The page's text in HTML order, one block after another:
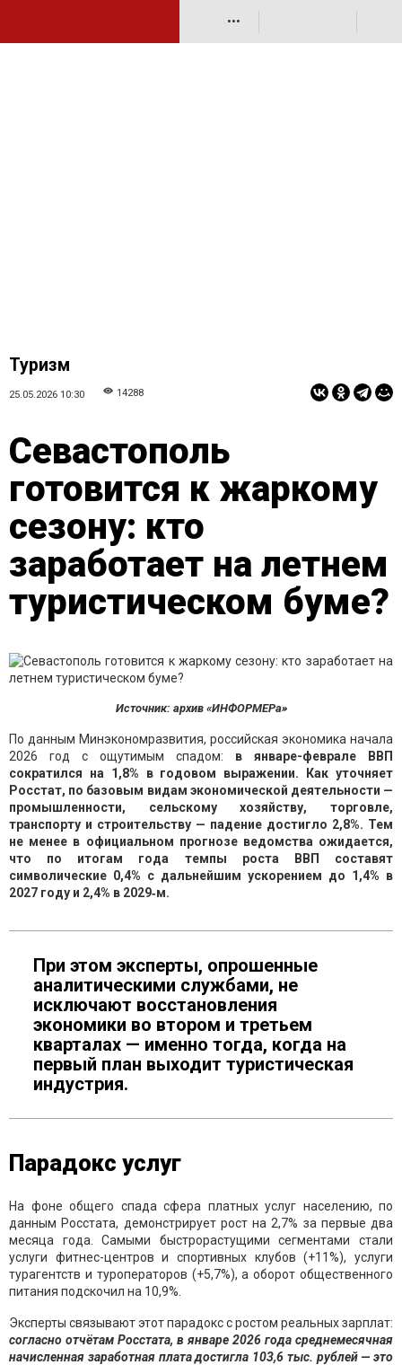
•••
Туризм
25.05.2026 10:30 14288
Севастополь
готовится к жаркому
сезону: кто
заработает на летнем
туристическом буме?
Источник: архив «ИНФОРМЕРа»
По данным Минэкономразвития, российская экономика начала
2026 год с ощутимым спадом: в январе-феврале ВВП
сократился на 1,8% в годовом выражении. Как уточняет
Росстат, по базовым видам экономической деятельности —
промышленности, сельскому хозяйству, торговле,
транспорту и строительству — падение достигло 2,8%. Тем
не менее в официальном прогнозе ведомства ожидается,
что по итогам года темпы роста ВВП составят
символические 0,4% с дальнейшим ускорением до 1,4% в
2027 году и 2,4% в 2029‑м.
При этом эксперты, опрошенные
аналитическими службами, не
исключают восстановления
экономики во втором и третьем
кварталах — именно тогда, когда на
первый план выходит туристическая
индустрия.
Парадокс услуг
На фоне общего спада сфера платных услуг населению, по
данным Росстата, демонстрирует рост на 2,7% за первые два
месяца года. Самыми быстрорастущими сегментами стали
услуги фитнес-центров и спортивных клубов (+11%), услуги
турагентств и туроператоров (+5,7%), а оборот общественного
питания подскочил на 10,9%.
Эксперты связывают этот парадокс с ростом реальных зарплат:
согласно отчётам Росстата, в январе 2026 года среднемесячная
начисленная заработная плата достигла 103,6 тыс. рублей — это